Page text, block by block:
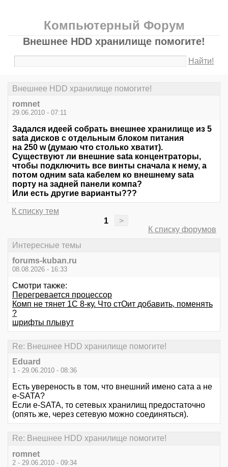
Компьютерный Форум
Внешнее HDD хранилище помогите!
Найти!
Внешнее HDD хранилище помогите!
romnet
29.06.2010 - 07:11
Задался идеей собрать внешнее хранилище из 5
sata дисков с отдельным блоком питания
на 250 w (думаю что столько хватит).
Существуют ли внешние sata концентраторы,
чтобы подключить все винты сначала к нему, а
потом одним sata кабелем ко внешнему sata
порту на задней панели компа?
Или есть другие варианты???
К списку тем
1
>
К списку форумов
Интересные темы
forums-kuban.ru
08.08.2026 - 16:33
Смотри также:
Перегревается процессор
Комп не тянет 1С 8-ку. Что стОит добавить, поменять
?
шрифты плывут
Re: Внешнее HDD хранилище помогите!
Eduard
1 - 29.06.2010 - 08:36
Есть увереность в том, что внешний имено сата а не
e-SATA?
Если e-SATA, то сетевых хранилищ предостаточно
(опять же, через сетевую можно соединяться).
Re: Внешнее HDD хранилище помогите!
romnet
2 - 29.06.2010 - 09:34